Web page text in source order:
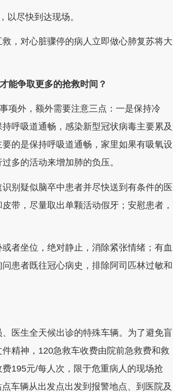
尽快到达现场。
对心脏骤停的病人立即做心肺复苏将大
能争取更多的抢救时间？
外，额外需要注意三点：一是保持冷
呼吸道通畅，感染新型冠状病毒主要累及
的是保持呼吸道通畅，家里如果有吸氧设
多的活动来增加肺的负压。
疑似脑卒中患者并尽快送到有条件的医
带，尽量取出单颗活动假牙；安慰患者，
坐位，绝对静止，消除紧张情绪；有血
患者既往冠心病史，排除阿司匹林过敏和
医生全天候出诊的特殊车辆。为了避免盲
精神，120急救车收费由院前急救费和救
195元/每人次，限于危重病人的现场抢
车辆从出发点出发到报警地点、到医院及